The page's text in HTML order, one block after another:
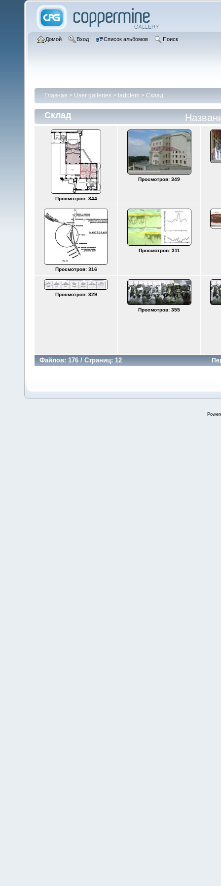
Домой Вход Список альбомов Поиск
Главная > User galleries > ladolem > Склад
Склад
Просмотров: 344
Просмотров: 349
Просмотров: 316
Просмотров: 311
Просмотров: 329
Просмотров: 355
Файлов: 176 / Страниц: 12